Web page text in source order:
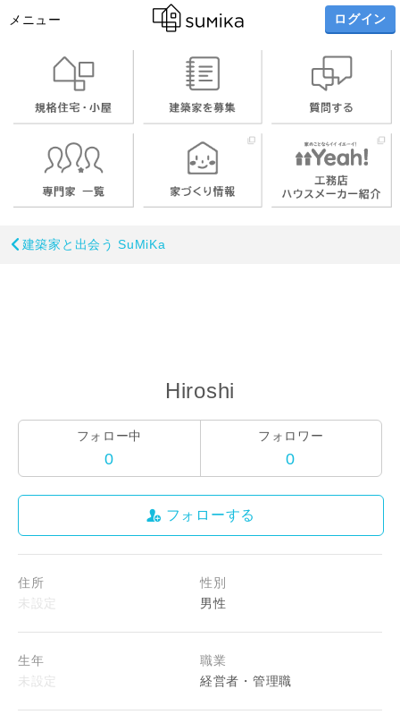
メニュー ログイン
建築家と出会う SuMiKa
Hiroshi
フォロー中
0
フォロワー
0
フォローする
住所
性別
男性
生年
職業
経営者・管理職